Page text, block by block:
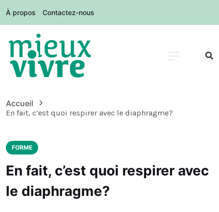
À propos Contactez-nous
Accueil
En fait, c’est quoi respirer avec le diaphragme?
FORME
En fait, c’est quoi respirer avec
le diaphragme?